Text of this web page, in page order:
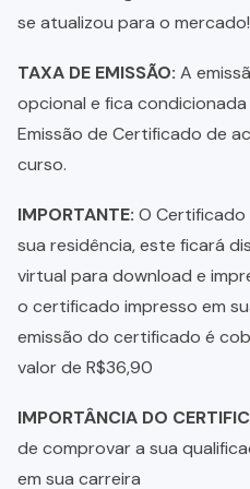
se atualizou para o mercado!
TAXA DE EMISSÃO: A
opcional e fica
Emissão de Certificado de
curso.
IMPORTANTE: O Certificado
sua residência, este ficará
virtual para download e
o certificado impresso em
emissão do certificado é
valor de R$36,90
IMPORTÂNCIA DO
de comprovar a sua
em sua carreira